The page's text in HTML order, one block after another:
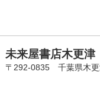
未来屋書店木更津
〒292-0835 千葉県木更